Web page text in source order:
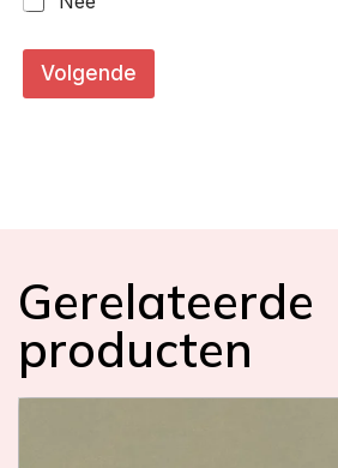
Volgende
Gerelateerde
producten